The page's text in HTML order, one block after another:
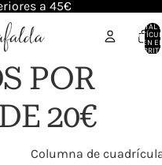
a 45€
TOTAL
EN EL
POR
20€
Columna de